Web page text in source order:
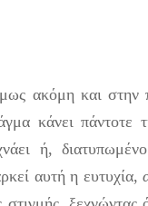
ακόμη και στην
κάνει πάντοτε
ή,
αυτή η ευτυχία,